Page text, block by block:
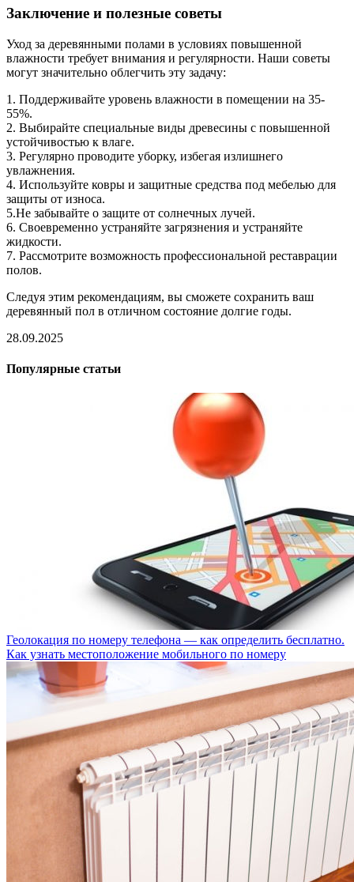
Заключение и полезные советы
Уход за деревянными полами в условиях повышенной
влажности требует внимания и регулярности. Наши советы
могут значительно облегчить эту задачу:
1. Поддерживайте уровень влажности в помещении на 35-
55%.
2. Выбирайте специальные виды древесины с повышенной
устойчивостью к влаге.
3. Регулярно проводите уборку, избегая излишнего
увлажнения.
4. Используйте ковры и защитные средства под мебелью для
защиты от износа.
5.Не забывайте о защите от солнечных лучей.
6. Своевременно устраняйте загрязнения и устраняйте
жидкости.
7. Рассмотрите возможность профессиональной реставрации
полов.
Следуя этим рекомендациям, вы сможете сохранить ваш
деревянный пол в отличном состояние долгие годы.
28.09.2025
Популярные статьи
Геолокация по номеру телефона — как определить бесплатно.
Как узнать местоположение мобильного по номеру